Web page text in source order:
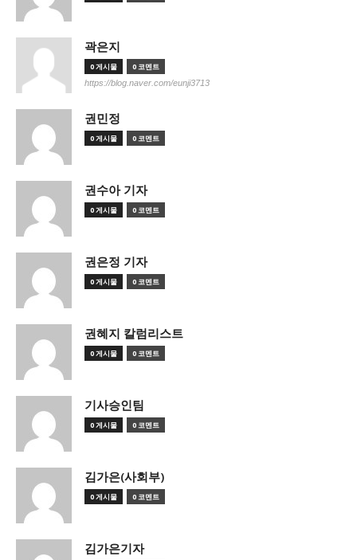
곽은지
0 게시물 0 코멘트
https://blog.naver.com/eunji3713
권민정
0 게시물 0 코멘트
권수아 기자
0 게시물 0 코멘트
권은정 기자
0 게시물 0 코멘트
권혜지 칼럼리스트
0 게시물 0 코멘트
기사승인팀
0 게시물 0 코멘트
김가은(사회부)
0 게시물 0 코멘트
김가은기자